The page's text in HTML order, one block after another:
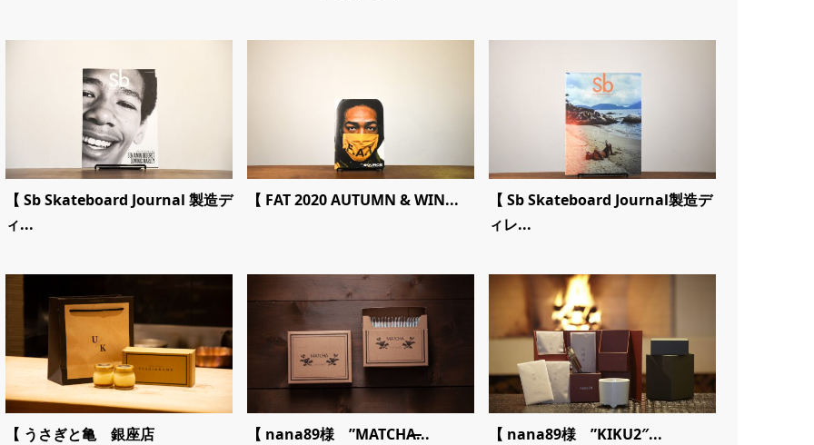
【 Sb Skateboard Journal 製造デ
ィ...
【 FAT 2020 AUTUMN & WIN...
【 Sb Skateboard Journal製造デ
ィレ...
【 うさぎと亀 銀座店 【 nana89様 ”MATCHA̶... 【 nana89様 ”KIKU2″...